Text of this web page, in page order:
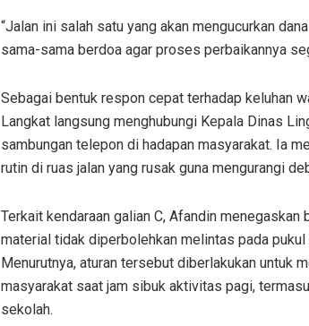
“Jalan ini salah satu yang akan mengucurkan
sama-sama berdoa agar proses perbaikannya
Sebagai bentuk respon cepat terhadap keluhan
Langkat langsung menghubungi Kepala Dinas
sambungan telepon di hadapan masyarakat. Ia
rutin di ruas jalan yang rusak guna mengurangi
Terkait kendaraan galian C, Afandin menegaskan
material tidak diperbolehkan melintas pada pukul
Menurutnya, aturan tersebut diberlakukan untuk
masyarakat saat jam sibuk aktivitas pagi,
sekolah.